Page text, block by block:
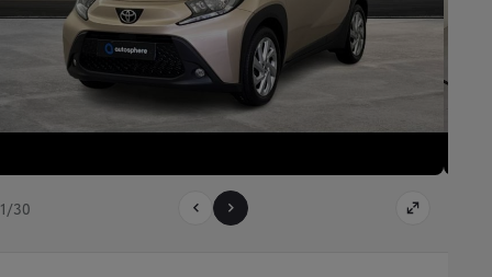
1/30